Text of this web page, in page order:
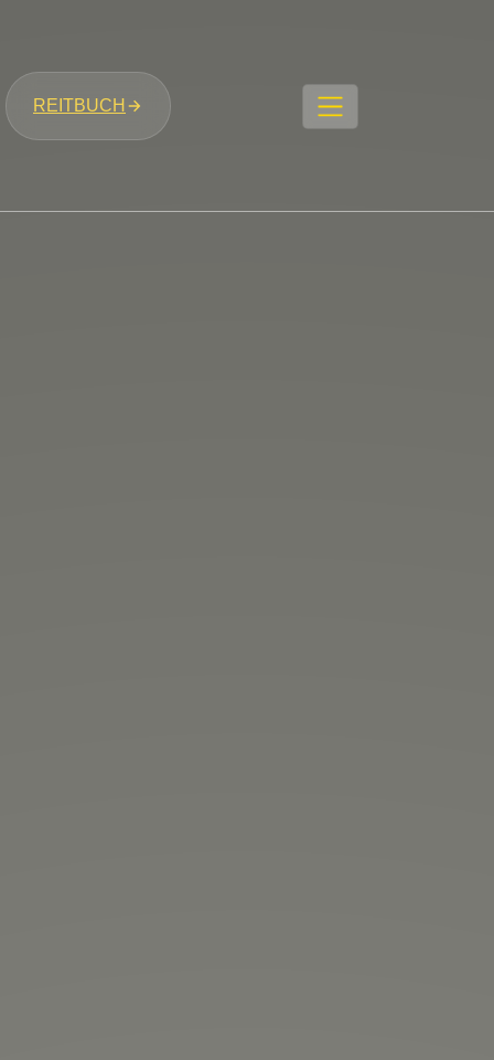
REITBUCH